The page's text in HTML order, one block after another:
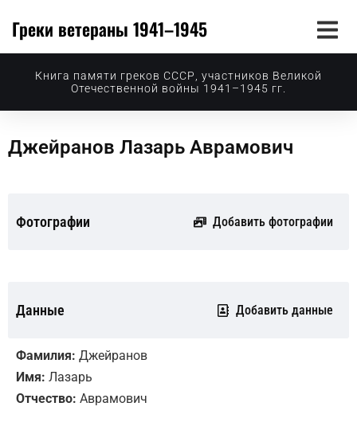
Греки ветераны 1941–1945
Книга памяти греков СССР, участников Великой
Отечественной войны 1941–1945 гг.
Джейранов Лазарь Аврамович
Фотографии Добавить фотографии
Данные Добавить данные
Фамилия: Джейранов
Имя: Лазарь
Отчество: Аврамович